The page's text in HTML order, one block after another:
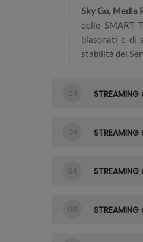
Sky Go, Media
delle SMART
blasonati e di
stabilità del